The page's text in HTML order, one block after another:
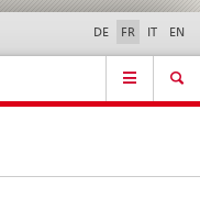
Contact | Support &
aide
DE FR IT EN